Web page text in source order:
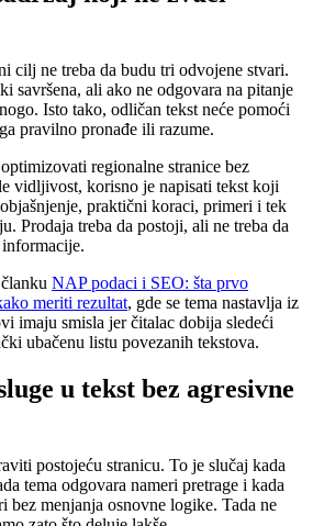
cilj ne treba da budu tri odvojene stvari.
savršena, ali ako ne odgovara na pitanje
Isto tako, odličan tekst neće pomoći
pravilno pronađe ili razume.
regionalne stranice bez
vidljivost, korisno je napisati tekst koji
praktični koraci, primeri i tek
Prodaja treba da postoji, ali ne treba da
NAP podaci i SEO: šta prvo
meriti rezultat, gde se tema nastavlja iz
imaju smisla jer čitalac dobija sledeći
ubačenu listu povezanih tekstova.
u tekst bez agresivne
postojeću stranicu. To je slučaj kada
tema odgovara nameri pretrage i kada
bez menjanja osnovne logike. Tada ne